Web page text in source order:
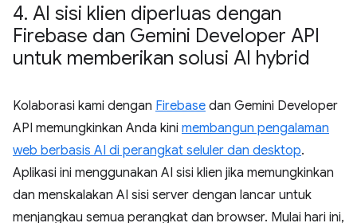
4. AI sisi klien diperluas dengan
Firebase dan Gemini Developer API
untuk memberikan solusi AI hybrid
Kolaborasi kami dengan Firebase dan Gemini Developer
API memungkinkan Anda kini membangun pengalaman
web berbasis AI di perangkat seluler dan desktop.
Aplikasi ini menggunakan AI sisi klien jika memungkinkan
dan menskalakan AI sisi server dengan lancar untuk
menjangkau semua perangkat dan browser. Mulai hari ini,